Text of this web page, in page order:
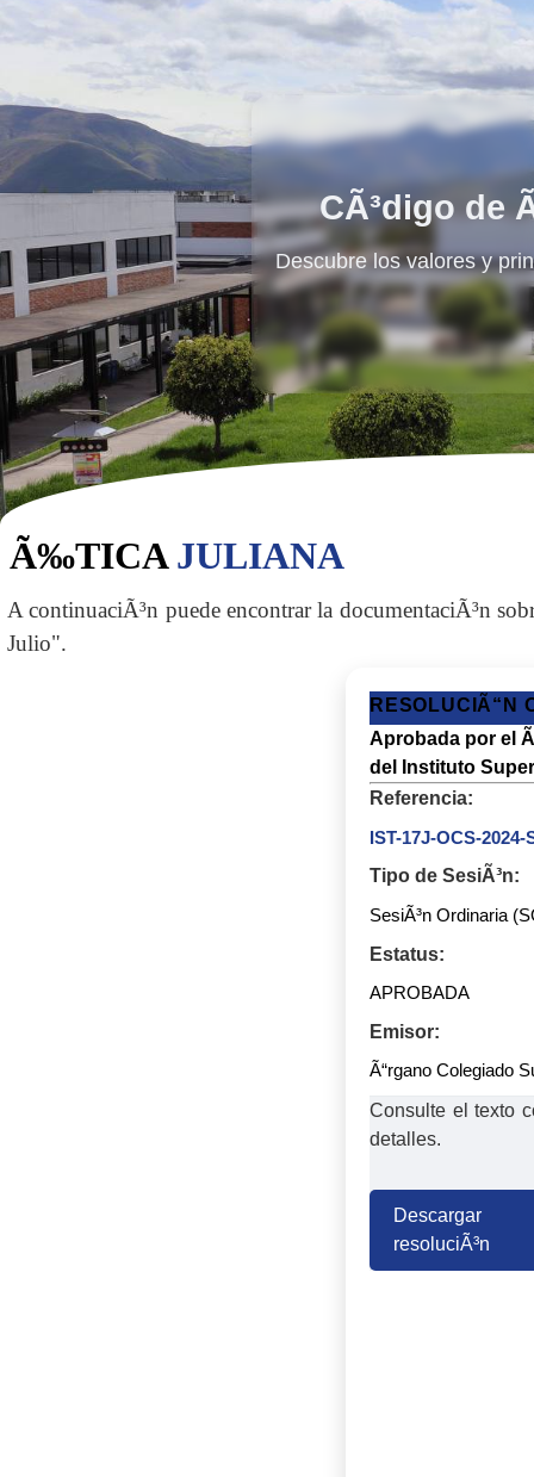
CÃ³digo de
Descubre los valores y
Ã‰TICAJULIANA
A continuaciÃ³n puede encontrar la documentaciÃ³n
Julio".
RESOLUCIÃ“N
Aprobada por el
del Instituto
Referencia:
IST-17J-OCS-2024-
Tipo de SesiÃ³n:
SesiÃ³n Ordinaria
Estatus:
APROBADA
Emisor:
Ã“rgano Colegiado
Consulte el texto
detalles.
Descargar
resoluciÃ³n